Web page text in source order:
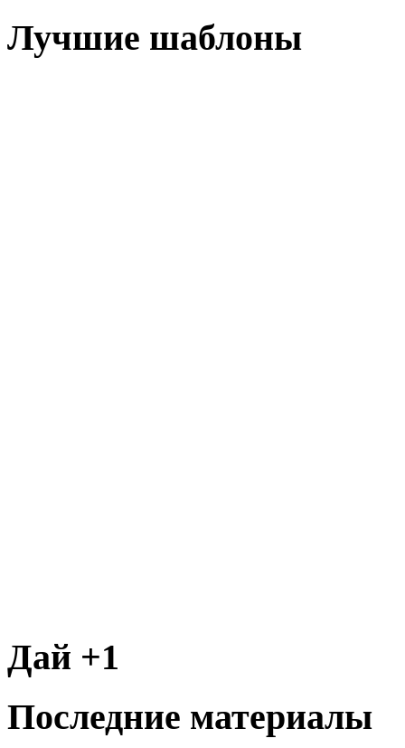
Лучшие шаблоны
Дай +1
Последние материалы